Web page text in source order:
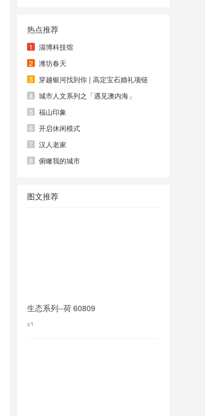
热点推荐
1
淄博科技馆
2
潍坊春天
3
穿越银河找到你 | 高定宝石婚礼项链
4
城市人文系列之「遇见澳内海」
5
福山印象
6
开启休闲模式
7
汉人老家
8
俯瞰我的城市
图文推荐
生态系列--荷 60809
s't